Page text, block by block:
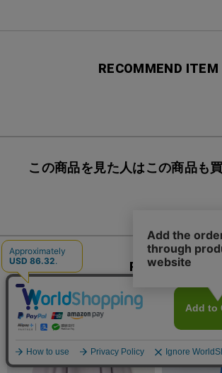
RECOMMEND ITEM
この商品を見た人はこの商品も
RANKING
TIME